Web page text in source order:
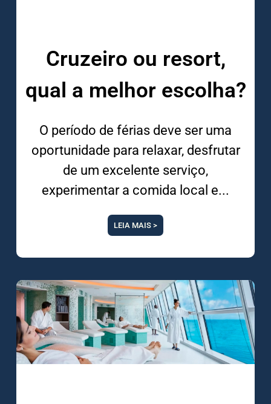
Cruzeiro ou resort,
qual a melhor escolha?
O período de férias deve ser uma
oportunidade para relaxar, desfrutar
de um excelente serviço,
experimentar a comida local e
LEIA MAIS >